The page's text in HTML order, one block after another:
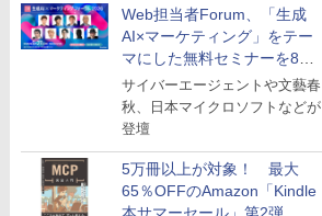
Web担当者Forum、「生成
AI×マーケティング」をテー
マにした無料セミナーを8月
27日にオンライン開催
サイバーエージェントや文藝春
秋、日本マイクロソフトなどが
登壇
5万冊以上が対象！ 最大
65％OFFのAmazon「Kindle